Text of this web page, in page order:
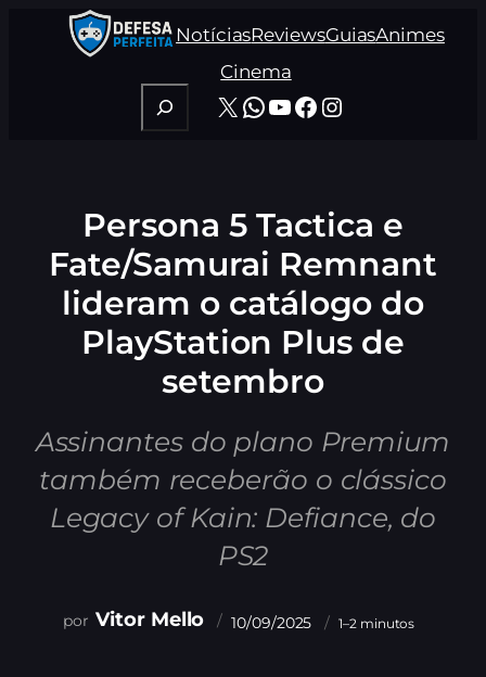
NotíciasReviewsGuiasAnimes
Cinema
Pesquisar
X WhatsApp
Youtube
Facebook
Instagram
Persona 5 Tactica e
Fate/Samurai Remnant
lideram o catálogo do
PlayStation Plus de
setembro
Assinantes do plano Premium
também receberão o clássico
Legacy of Kain: Defiance, do
PS2
Vitor Mello 10/09/2025 1–2 minutos